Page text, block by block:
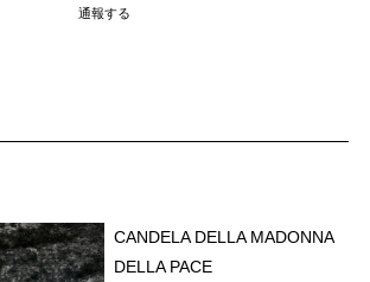
通報する
CANDELA DELLA MADONNA
DELLA PACE